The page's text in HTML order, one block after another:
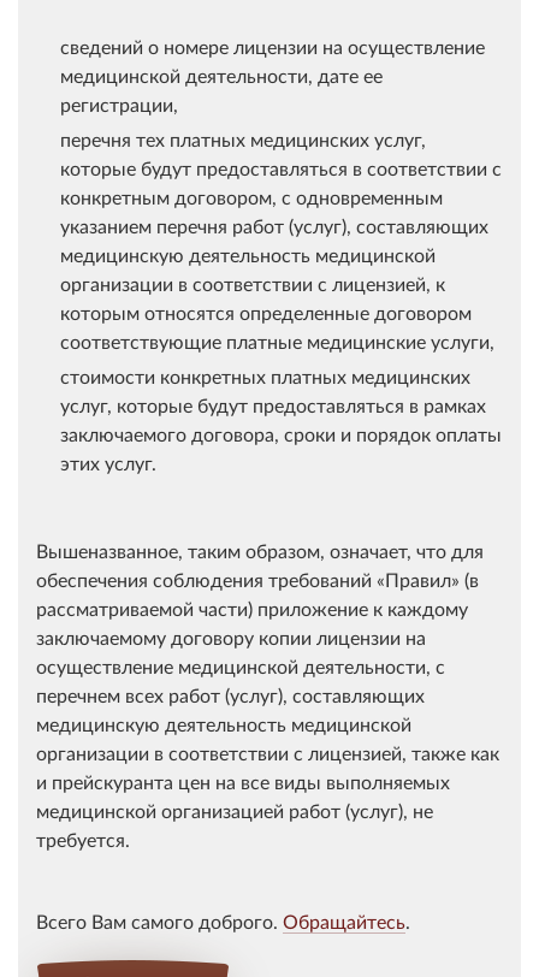
сведений о номере лицензии на осуществление
медицинской деятельности, дате ее
регистрации,
перечня тех платных медицинских услуг,
которые будут предоставляться в соответствии с
конкретным договором, с одновременным
указанием перечня работ (услуг), составляющих
медицинскую деятельность медицинской
организации в соответствии с лицензией, к
которым относятся определенные договором
соответствующие платные медицинские услуги,
стоимости конкретных платных медицинских
услуг, которые будут предоставляться в рамках
заключаемого договора, сроки и порядок оплаты
этих услуг.
Вышеназванное, таким образом, означает, что для
обеспечения соблюдения требований
Правил (в
рассматриваемой части) приложение к каждому
заключаемому договору копии лицензии на
осуществление медицинской деятельности, с
перечнем всех работ (услуг), составляющих
медицинскую деятельность медицинской
организации в соответствии с лицензией, также как
и прейскуранта цен на все виды выполняемых
медицинской организацией работ (услуг), не
требуется.
Всего Вам самого доброго. Обращайтесь.